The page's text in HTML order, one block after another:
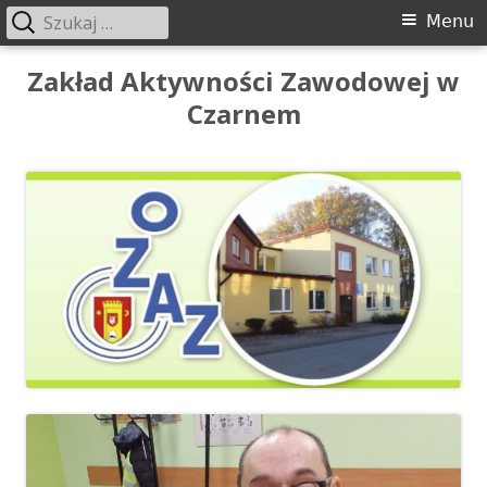
Przeskocz
Zakład Aktywności Zawodowej w
Czarnem
Menu
główne
Menu
Szukaj: